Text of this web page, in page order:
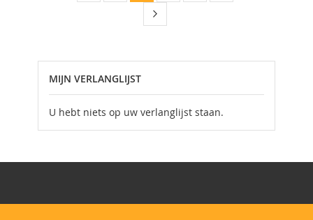
lees
MIJN VERLANGLIJST
U hebt niets op uw verlanglijst staan.